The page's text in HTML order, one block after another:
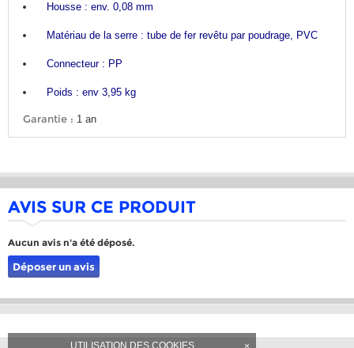
UTILISATION DES COOKIES
Housse : env. 0,08 mm
Matériau de la serre : tube de fer revêtu par poudrage, PVC
Connecteur : PP
Poids : env 3,95 kg
Garantie : 1 an
AVIS SUR CE PRODUIT
Aucun avis n'a été déposé.
Déposer un avis